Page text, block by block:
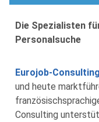
Die Spezialisten
Personalsuche
Eurojob-Consulting
und heute
Consulting